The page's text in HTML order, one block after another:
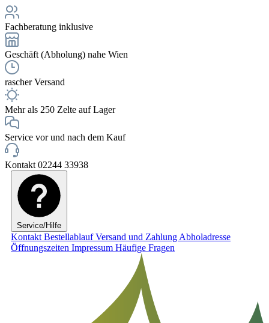
Fachberatung inklusive
Geschäft (Abholung) nahe Wien
rascher Versand
Mehr als 250 Zelte auf Lager
Service vor und nach dem Kauf
Kontakt 02244 33938
Service/Hilfe
Kontakt BestellablaufVersand und Zahlung Abholadresse
Öffnungszeiten Impressum Häufige Fragen